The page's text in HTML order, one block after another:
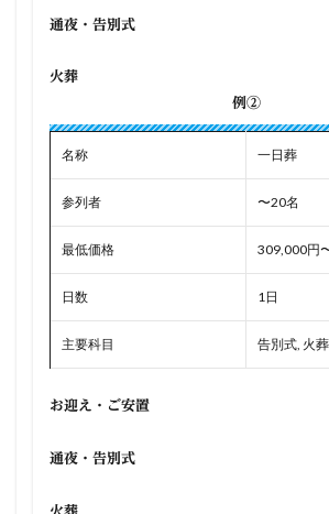
通夜・告別式
火葬
例②
名称 一日葬
参列者 〜20名
最低価格 309,000円
日数 1日
主要科目 告別式, 火葬
お迎え・ご安置
通夜・告別式
火葬